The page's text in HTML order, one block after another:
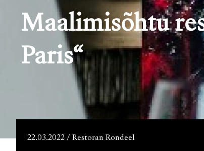
Maalimisõhtu
Paris“
22.03.2022 / Restoran Rondeel